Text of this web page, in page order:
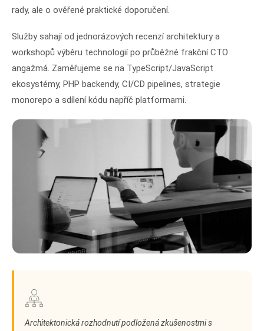
rady, ale o ověřené praktické doporučení.
Služby sahají od jednorázových recenzí architektury a
workshopů výběru technologií po průběžné frakční CTO
angažmá. Zaměřujeme se na TypeScript/JavaScript
ekosystémy, PHP backendy, CI/CD pipelines, strategie
monorepo a sdílení kódu napříč platformami.
Architektonická rozhodnutí podložená zkušenostmi s